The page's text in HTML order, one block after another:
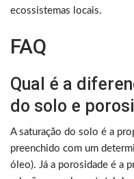
ecossistemas locais.
FAQ
Qual é a
do solo e
A saturação do solo é a
preenchido com um
óleo). Já a porosidade é a